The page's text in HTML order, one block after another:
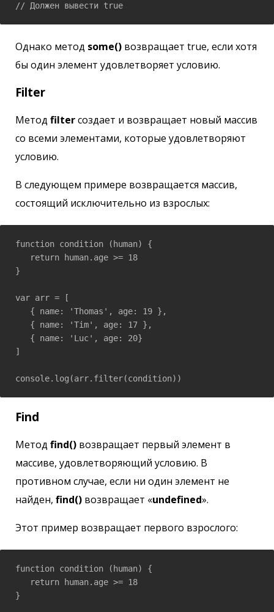
// Должен вывести true
Однако метод some() возвращает true, если хотя
бы один элемент удовлетворяет условию.
Filter
Метод filterсоздает и возвращает новый массив
со всеми элементами, которые удовлетворяют
условию.
В следующем примере возвращается массив,
состоящий исключительно из взрослых:
function condition (human) {
   return human.age >= 18
}
var arr = [
   { name: 'Thomas', age: 19 },
   { name: 'Tim', age: 17 },
   { name: 'Luc', age: 20}
]
console.log(arr.filter(condition))
Find
Метод find() возвращает первый элемент в
массиве, удовлетворяющий условию. В
противном случае, если ни один элемент не
найден, find() возвращает «undefined».
Этот пример возвращает первого взрослого:
function condition (human) {
   return human.age >= 18
}